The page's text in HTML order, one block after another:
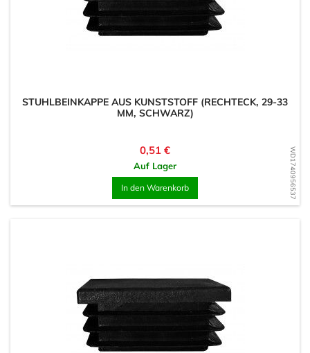
WD1740956537
STUHLBEINKAPPE AUS KUNSTSTOFF (RECHTECK, 29-33
MM, SCHWARZ)
Preis
0,51 €
Auf Lager
In den Warenkorb